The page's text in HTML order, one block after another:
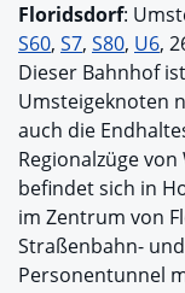
Floridsdorf:
S60, S7, S80, U6,
Dieser Bahnhof
Umsteigeknoten
auch die
Regionalzüge
befindet sich in
im Zentrum von
Straßenbahn-
Personentunnel